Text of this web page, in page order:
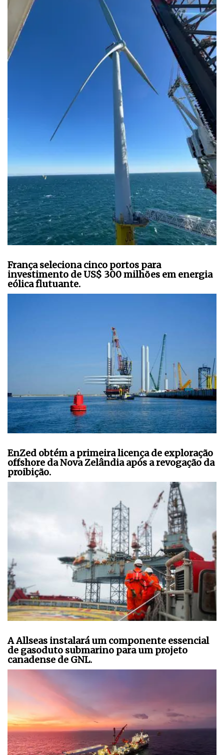
França seleciona cinco portos para
investimento de US$ 300 milhões em energia
eólica flutuante.
EnZed obtém a primeira licença de exploração
offshore da Nova Zelândia após a revogação da
proibição.
A Allseas instalará um componente essencial
de gasoduto submarino para um projeto
canadense de GNL.